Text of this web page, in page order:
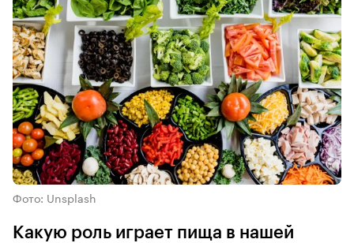
Фото: Unsplash
Какую роль играет пища в нашей